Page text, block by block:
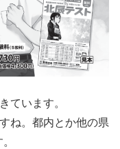
ています。
ね。都内とか他の県